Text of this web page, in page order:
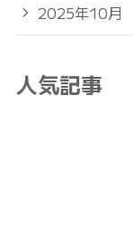
2025年10月
人気記事